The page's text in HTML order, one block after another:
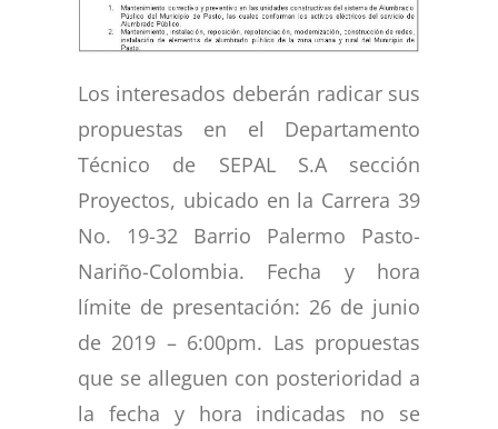
Los interesados deberán radicar sus
propuestas en el Departamento
Técnico de SEPAL S.A sección
Proyectos, ubicado en la Carrera 39
No. 19-32 Barrio Palermo Pasto-
Nariño-Colombia. Fecha y hora
límite de presentación: 26 de junio
de 2019 – 6:00pm. Las propuestas
que se alleguen con posterioridad a
la fecha y hora indicadas no se